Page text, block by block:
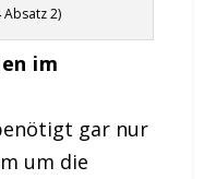
Absatz 2)
im
gar nur
um die